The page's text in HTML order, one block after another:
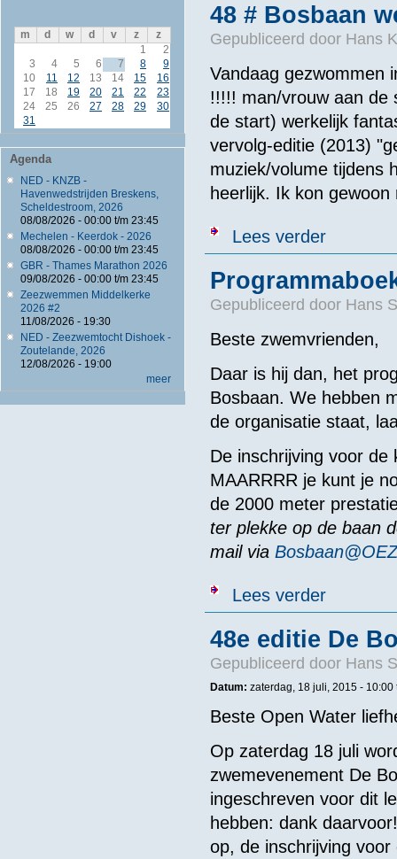
m d w d v z
z
1
2
3
4 5 6 7 8
9
10
11 12 13 14 15
16
17
18 19 20 21 22
23
24
25 26 27 28 29
30
31
Agenda
NED - KNZB -
Havenwedstrijden Breskens,
Scheldestroom, 2026
08/08/2026 - 00:00t/m 23:45
Mechelen - Keerdok - 2026
08/08/2026 - 00:00t/m 23:45
GBR - Thames Marathon 2026
09/08/2026 - 00:00t/m 23:45
Zeezwemmen Middelkerke
2026 #2
11/08/2026 - 19:30
NED - Zeezwemtocht Dishoek -
Zoutelande, 2026
12/08/2026 - 19:00
meer
48 # Bosbaan
Gepubliceerd door Hans
Vandaag gezwommen
!!!!! man/vrouw aan de
de start) werkelijk
vervolg-editie (2013)
muziek/volume tijdens
heerlijk. Ik kon
Lees verderover 48 #
Gepubliceerd door Hans
Beste zwemvrienden,
Daar is hij dan, het
Bosbaan. We hebben
de organisatie staat,
De inschrijving voor
MAARRRR je kunt je
de 2000 meter
ter plekke op de baan
mail via
Lees verderover
48e editie De
Gepubliceerd door Hans
Datum: zaterdag, 18 juli, 2015 - 10:00
Beste Open Water
Op zaterdag 18 juli
zwemevenement De
ingeschreven voor dit
hebben: dank
op, de inschrijving